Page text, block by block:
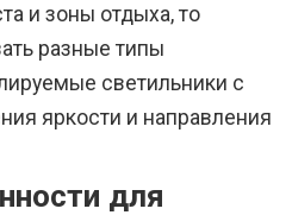
и зоны отдыха, то
разные типы
светильники с
яркости и направления
для